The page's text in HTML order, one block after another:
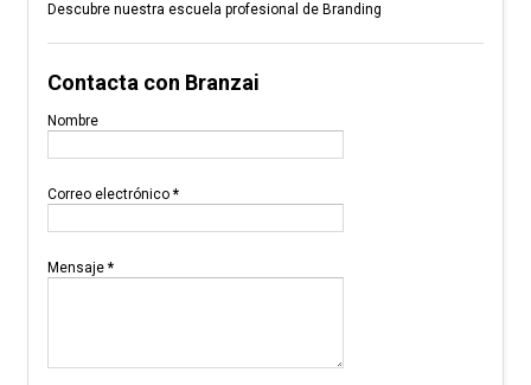
Descubre nuestra escuela profesional de Branding
Contacta con Branzai
Nombre
Correo electrónico *
Mensaje *